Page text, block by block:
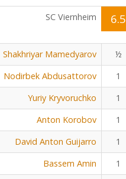
SC Viernheim 6.5
Shakhriyar Mamedyarov ½
Nodirbek Abdusattorov 1
Yuriy Kryvoruchko 1
Anton Korobov 1
David Anton Guijarro 1
Bassem Amin 1